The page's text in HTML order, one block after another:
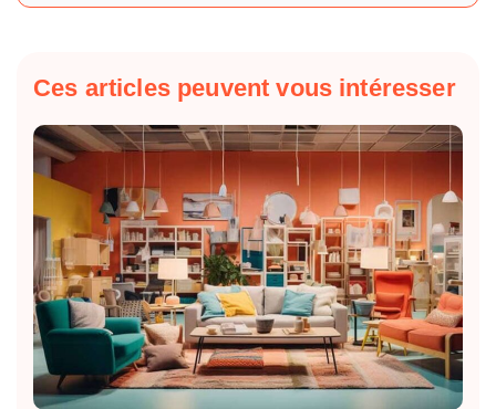
Ces articles peuvent vous intéresser